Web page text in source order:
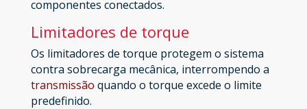
componentes conectados.
Limitadores de torque
Os limitadores de torque protegem o sistema
contra sobrecarga mecânica, interrompendo a
transmissão quando o torque excede o limite
predefinido.